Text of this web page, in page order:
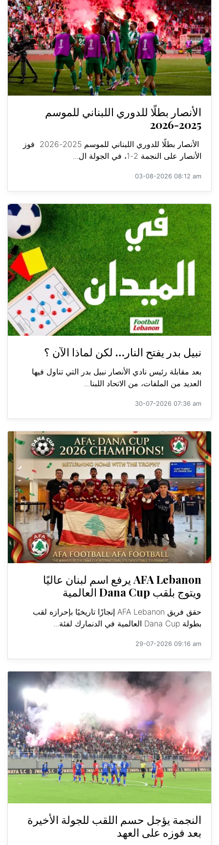
الأنصار بطلًا للدوري اللبناني للموسم
2025-2026
الأنصار بطلًا للدوري اللبناني للموسم 2025-2026 فوز
الأنصار على النجمة 2-1، في الجولة ال...
03-08-2026 08:12 am
نبيل بدر يفتح النار… لكن لماذا الآن ؟
بعد مقابلة رئيس نادي الأنصار نبيل بدر التي تناول فيها
العديد من الملفات، من الاتحاد اللبنا...
30-07-2026 07:36 am
AFA Lebanon يرفع اسم لبنان عاليًا
ويتوج بلقب Dana Cup العالمية
حقق فريق AFA Lebanon إنجازًا تاريخيًا بإحرازه لقب
بطولة Dana Cup العالمية في الدنمارك لفئة...
29-07-2026 09:16 am
النجمة يؤجل حسم اللقب للجولة الأخيرة
بعد فوزه على العهد